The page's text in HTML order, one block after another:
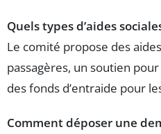
Quels types d’aides
Le comité propose des
passagères, un soutien
des fonds d’entraide pour
Comment déposer une